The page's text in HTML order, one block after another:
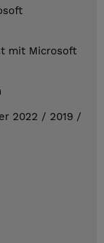
mit Microsoft
2022 / 2019 /